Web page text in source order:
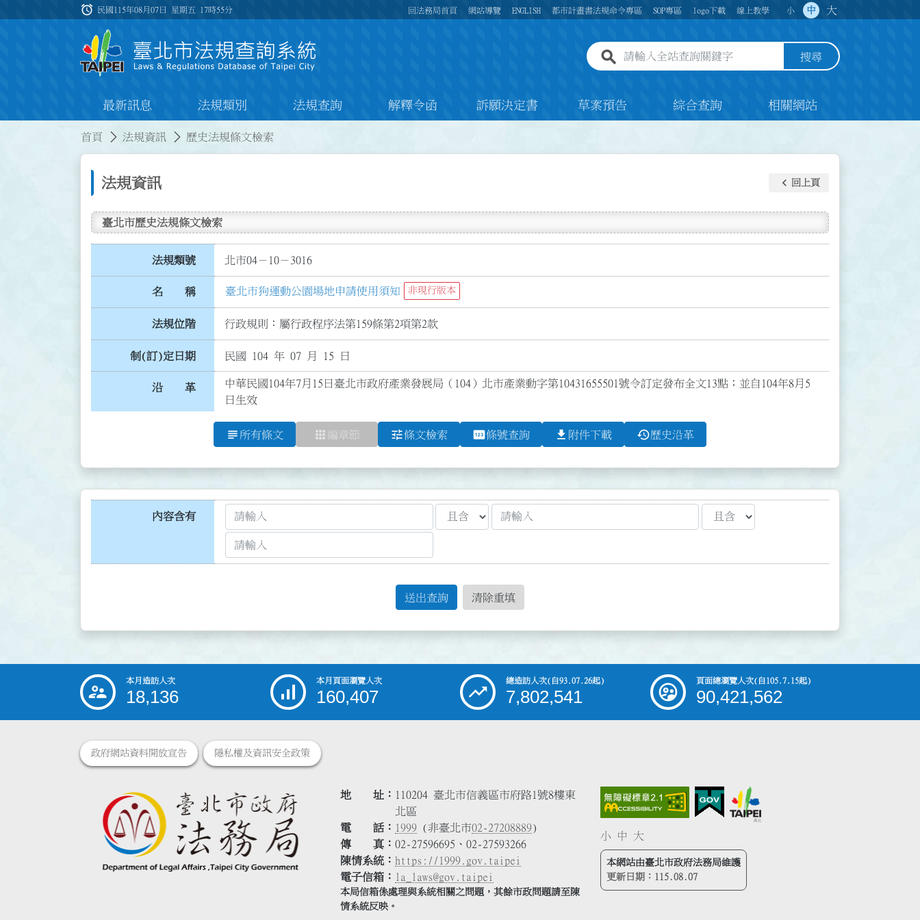
:::
alarm 民國115年08月07日 星期五 17時55分 回法務局首頁 網站導覽 ENGLISH 都市計畫書法規命令專區 SOP專區 logo下載 線上教學 小 中 大
全站查詢關鍵字欄位 搜尋
最新訊息 法規類別 法規查詢 解釋令函 訴願決定書 草案預告 綜合查詢 相關網站
首頁 法規資訊 歷史法規條文檢索
法規資訊 keyboard_arrow_left 回上頁
臺北市歷史法規條文檢索
法規類號 北市04－10－3016
名 稱 臺北市狗運動公園場地申請使用須知 非現行版本
法規位階 行政規則：屬行政程序法第159條第2項第2款
制(訂)定日期 民國 104 年 07 月 15 日
沿 革
中華民國104年7月15日臺北市政府產業發展局（104）北市產業動字第10431655501號令訂定發布全文13點；並自104年8月5
日生效
subject 所有條文 apps 編章節 tune條文檢索 pin條號查詢 file_download 附件下載 history歷史沿革
內容含有
送出查詢 清除重填
::: 本月造訪人次
18,136
本月頁面瀏覽人次
160,407
總造訪人次(自93.07.26起)
7,802,541
頁面總瀏覽人次(自105.7.15起)
90,421,562
政府網站資料開放宣告 隱私權及資訊安全政策
地 址
110204 臺北市信義區市府路1號8樓東
北區
電 話
1999 (非臺北市02-27208889)
傳 真
02-27596695、02-27593266
陳情系統
https://1999.gov.taipei
電子信箱
la_laws@gov.taipei
本局信箱係處理與系統相關之問題，其餘市政問題請至陳
情系統反映。
小 中 大
本網站由臺北市政府法務局維護
更新日期： 115.08.07